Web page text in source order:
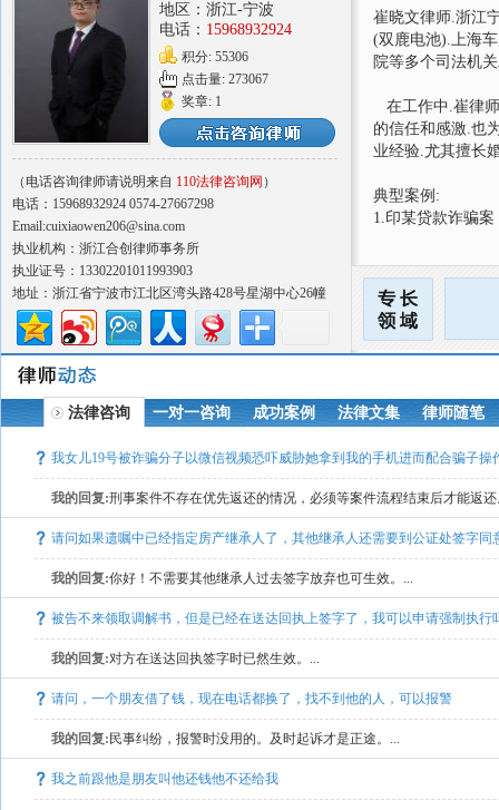
地区：浙江-宁波
电话： 15968932924
积分: 55306
点击量: 273067
奖章: 1
（电话咨询律师请说明来自 110法律咨询网 ）
电话：15968932924 0574-27667298
Email:cuixiaowen206@sina.com
执业机构：浙江合创律师事务所
执业证号：13302201011993903
地址：浙江省宁波市江北区湾头路428号星湖中心26幢
10层、11层
崔晓文律师.浙江
(双鹿电池).上海
院等多个司法机
在工作中.崔律
的信任和感激.也
业经验.尤其擅长
典型案例:
1.印某贷款诈骗案
3.中国劳工利比
4.曹某故意杀人案
5.杭州某工程建
6.宁波某典当行
7.宁海某光伏企
9.某超市员工雇
10.鄞州某村祖宅
法律咨询 一对一咨询 成功案例 法律文集 律师随笔
我女儿19号被诈骗分子以微信视频恐吓威胁她拿到我的手机进而配合骗子操
我的回复:刑事案件不存在优先返还的情况，必须等案件流程结束后才能返
请问如果遗嘱中已经指定房产继承人了，其他继承人还需要到公证处签字同
我的回复:你好！不需要其他继承人过去签字放弃也可生效。...
被告不来领取调解书，但是已经在送达回执上签字了，我可以申请强制执行
我的回复:对方在送达回执签字时已然生效。...
请问，一个朋友借了钱，现在电话都换了，找不到他的人，可以报警
我的回复: 民事纠纷，报警时没用的。及时起诉才是正途。...
我之前跟他是朋友叫他还钱他不还给我